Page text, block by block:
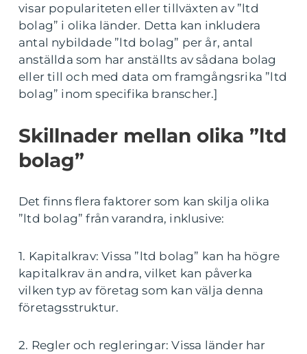
visar populariteten eller tillväxten av ”ltd
bolag” i olika länder. Detta kan inkludera
antal nybildade ”ltd bolag” per år, antal
anställda som har anställts av sådana bolag
eller till och med data om framgångsrika ”ltd
bolag” inom specifika branscher.]
Skillnader mellan olika ”ltd
bolag”
Det finns flera faktorer som kan skilja olika
”ltd bolag” från varandra, inklusive:
1. Kapitalkrav: Vissa ”ltd bolag” kan ha högre
kapitalkrav än andra, vilket kan påverka
vilken typ av företag som kan välja denna
företagsstruktur.
2. Regler och regleringar: Vissa länder har